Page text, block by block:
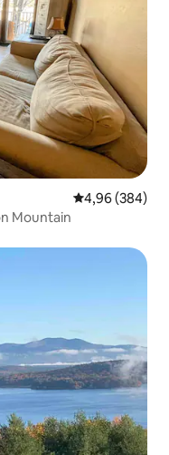
Prosječna
4,96 (384)
Mountain